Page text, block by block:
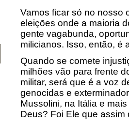
Vamos ficar só no nosso
eleições onde a maioria
gente vagabunda,
milicianos. Isso, então, é
Quando se comete
milhões vão para frente
militar, será que é a voz
genocidas e
Mussolini, na Itália e
Deus? Foi Ele que assim